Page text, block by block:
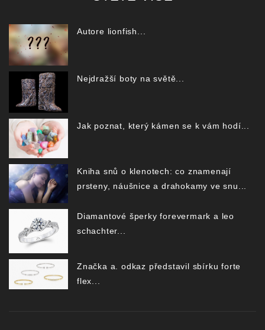
Autore lionfish...
Nejdražší boty na světě...
Jak poznat, který kámen se k vám hodí...
Kniha snů o klenotech: co znamenají
prsteny, náušnice a drahokamy ve snu...
Diamantové šperky forevermark a leo
schachter...
Značka a. odkaz představil sbírku forte
flex...